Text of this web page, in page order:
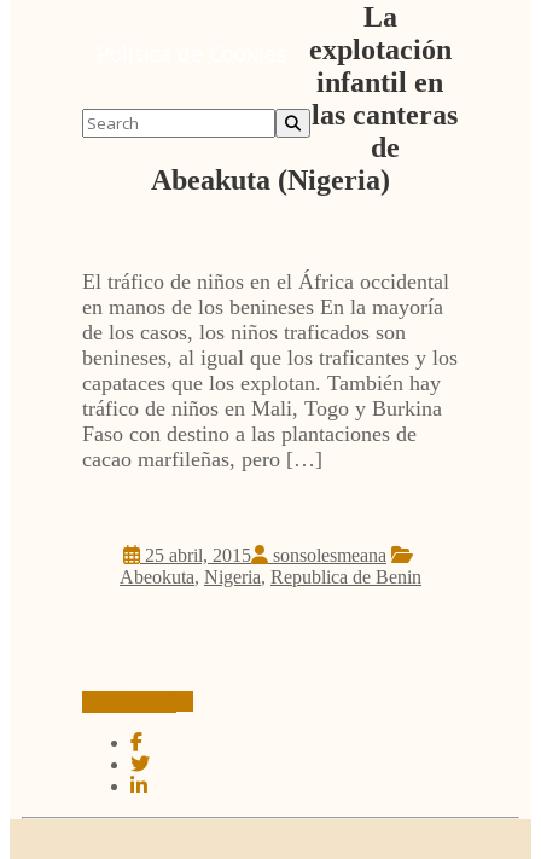
La
explotación
infantil en
las canteras
de
Abeakuta (Nigeria)
El tráfico de niños en el África occidental
en manos de los benineses En la mayoría
de los casos, los niños traficados son
benineses, al igual que los traficantes y los
capataces que los explotan. También hay
tráfico de niños en Mali, Togo y Burkina
Faso con destino a las plantaciones de
cacao marfileñas, pero […]
25 abril, 2015
sonsolesmeana
Abeokuta, Nigeria, Republica de Benin